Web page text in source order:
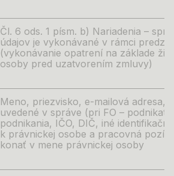
Čl. 6 ods. 1 písm. b) Nariadenia –
údajov je vykonávané v rámci
(vykonávanie opatrení na základe
osoby pred uzatvorením zmluvy)
Meno, priezvisko, e-mailová adresa,
uvedené v správe (pri FO –
podnikania, IČO, DIČ, iné
k právnickej osobe a pracovná
konať v mene právnickej osoby